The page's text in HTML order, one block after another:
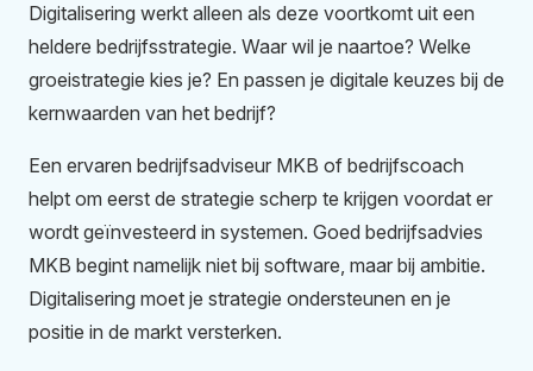
Digitalisering werkt alleen als deze voortkomt uit een
heldere bedrijfsstrategie. Waar wil je naartoe? Welke
groeistrategie kies je? En passen je digitale keuzes bij de
kernwaarden van het bedrijf?
Een ervaren bedrijfsadviseur MKB of bedrijfscoach
helpt om eerst de strategie scherp te krijgen voordat er
wordt geïnvesteerd in systemen. Goed bedrijfsadvies
MKB begint namelijk niet bij software, maar bij ambitie.
Digitalisering moet je strategie ondersteunen en je
positie in de markt versterken.